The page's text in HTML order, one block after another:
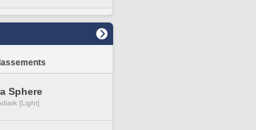
Sphere
[Light]